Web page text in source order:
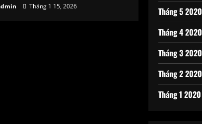
Tháng 1 15, 2026
Tháng 5 2020
Tháng 4 2020
Tháng 3 2020
Tháng 2 2020
Tháng 1 2020